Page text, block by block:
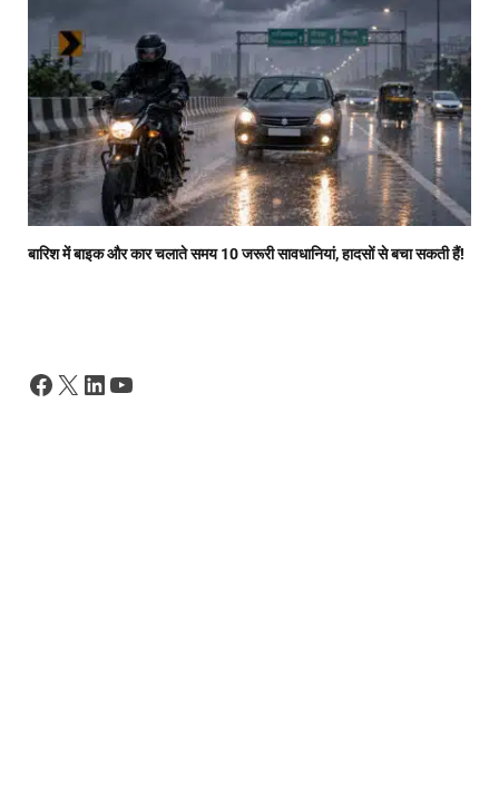
बारिश में बाइक और कार चलाते समय 10 जरूरी सावधानियां, हादसों से बचा सकती हैं!
Facebook
X LinkedIn
YouTube